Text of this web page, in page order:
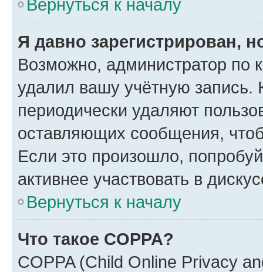
Вернуться к началу
Я давно зарегистрирован,
Возможно, администратор по
удалил вашу учётную запись.
периодически удаляют
оставляющих сообщения,
Если это произошло,
активнее участвовать в
Вернуться к началу
Что такое COPPA?
COPPA (Child Online Privacy